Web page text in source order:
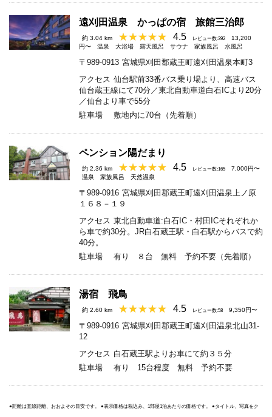
遠刈田温泉 かっぱの宿 旅館三治郎
約 3.04 km 4.5 レビュー数:392
13,200
円〜
温泉 大浴場 露天風呂 サウナ 家族風呂 水風呂
〒989-0913 宮城県刈田郡蔵王町遠刈田温泉本町3
アクセス 仙台駅前33番バス乗り場より、高速バス
仙台蔵王線にて70分／東北自動車道白石ICより20分
／仙台より車で55分
駐車場
敷地内に70台（先着順）
ペンション陽だまり
約 2.36 km 4.5 レビュー数:165
7,000円〜
温泉
家族風呂 天然温泉
〒989-0916 宮城県刈田郡蔵王町遠刈田温泉上ノ原
１６８－１９
アクセス 東北自動車道:白石IC・村田ICそれぞれか
ら車で約30分。JR白石蔵王駅・白石駅からバスで約
40分。
駐車場
有り ８台 無料 予約不要（先着順）
湯宿 飛鳥
約 2.60 km 4.5 レビュー数:58 9,350円〜
〒989-0916 宮城県刈田郡蔵王町遠刈田温泉北山31-
12
アクセス 白石蔵王駅よりお車にて約３５分
駐車場
有り 15台程度 無料 予約不要
●距離は直線距離、おおよその目安です。 ●表示価格は税込み、1部屋1泊あたりの価格です。 ●タイトル、写真をク